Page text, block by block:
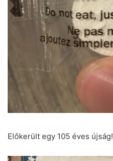
Előkerült egy 105 éves újság!